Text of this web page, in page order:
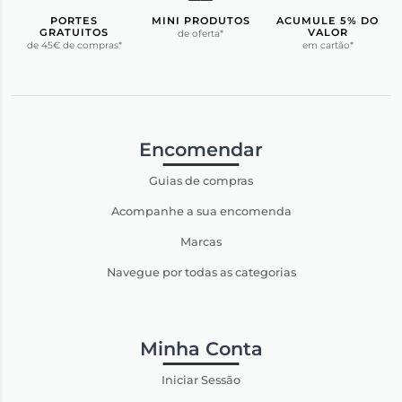
PORTES
GRATUITOS
de 45€ de compras*
MINI PRODUTOS
de oferta*
ACUMULE 5% DO
VALOR
em cartão*
Encomendar
Guias de compras
Acompanhe a sua encomenda
Marcas
Navegue por todas as categorias
Minha Conta
Iniciar Sessão